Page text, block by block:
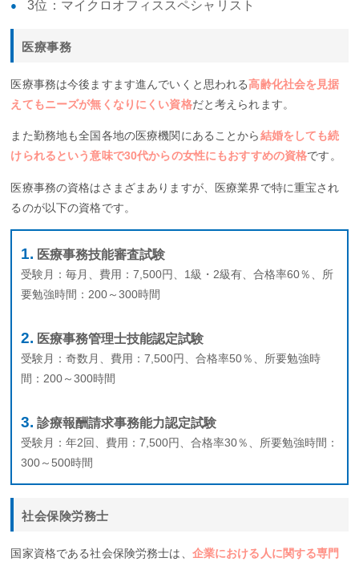
3位：マイクロオフィススペシャリスト
医療事務
医療事務は今後ますます進んでいくと思われる高齢化社会を見据
えてもニーズが無くなりにくい資格だと考えられます。
また勤務地も全国各地の医療機関にあることから結婚をしても続
けられるという意味で30代からの女性にもおすすめの資格です。
医療事務の資格はさまざまありますが、医療業界で特に重宝され
るのが以下の資格です。
医療事務技能審査試験
受験月：毎月、費用：7,500円、1級・2級有、合格率60％、所
要勉強時間：200～300時間
医療事務管理士技能認定試験
受験月：奇数月、費用：7,500円、合格率50％、所要勉強時
間：200～300時間
診療報酬請求事務能力認定試験
受験月：年2回、費用：7,500円、合格率30％、所要勉強時間：
300～500時間
社会保険労務士
国家資格である社会保険労務士は、 企業における人に関する専門